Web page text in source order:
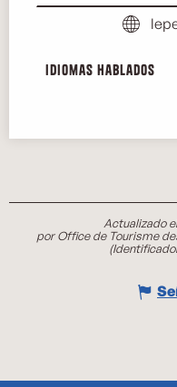
Idiomas hablados
Idiomas hablados
Actualizado
por Office de Tourisme